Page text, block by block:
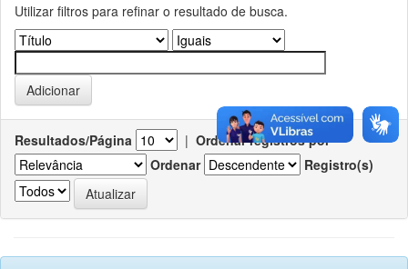
Utilizar filtros para refinar o resultado de busca.
Resultados/Página | Ordenar registros por
Ordenar
Registro(s)